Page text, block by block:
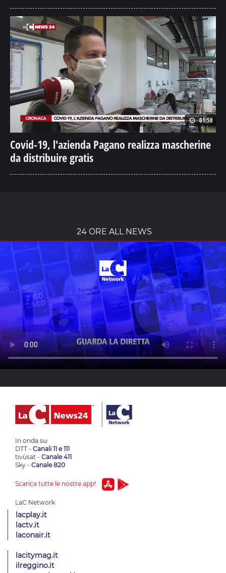
01:50
Covid-19, l'azienda Pagano realizza mascherine
da distribuire gratis
24 ORE ALL NEWS
In onda su:
DTT - Canali 11 e 111
tivùsat - Canale 411
Sky - Canale 820
Scarica tutte le nostre app!
lacplay.it
lactv.it
laconair.it
lacitymag.it
ilreggino.it